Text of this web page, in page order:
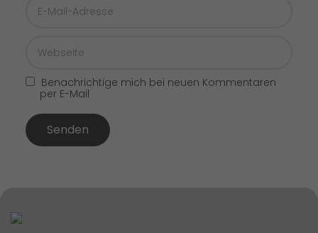
Benachrichtige mich bei neuen Kommentaren
per E-Mail
Senden